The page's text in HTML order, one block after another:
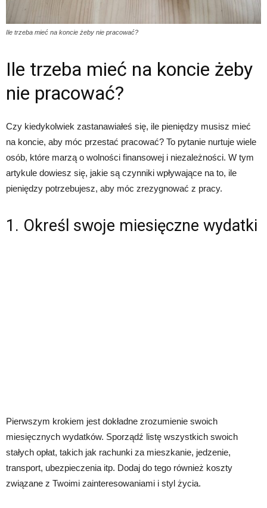
Ile trzeba mieć na koncie żeby nie pracować?
Ile trzeba mieć na koncie żeby
nie pracować?
Czy kiedykolwiek zastanawiałeś się, ile pieniędzy musisz mieć
na koncie, aby móc przestać pracować? To pytanie nurtuje wiele
osób, które marzą o wolności finansowej i niezależności. W tym
artykule dowiesz się, jakie są czynniki wpływające na to, ile
pieniędzy potrzebujesz, aby móc zrezygnować z pracy.
1. Określ swoje miesięczne wydatki
Pierwszym krokiem jest dokładne zrozumienie swoich
miesięcznych wydatków. Sporządź listę wszystkich swoich
stałych opłat, takich jak rachunki za mieszkanie, jedzenie,
transport, ubezpieczenia itp. Dodaj do tego również koszty
związane z Twoimi zainteresowaniami i styl życia.